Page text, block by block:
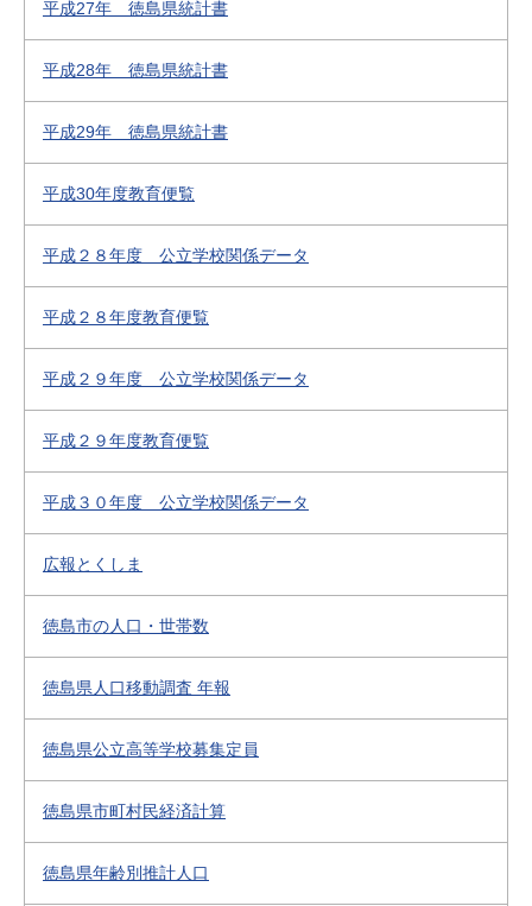
平成27年 徳島県統計書
平成28年 徳島県統計書
平成29年 徳島県統計書
平成30年度教育便覧
平成２８年度 公立学校関係データ
平成２８年度教育便覧
平成２９年度 公立学校関係データ
平成２９年度教育便覧
平成３０年度 公立学校関係データ
広報とくしま
徳島市の人口・世帯数
徳島県人口移動調査 年報
徳島県公立高等学校募集定員
徳島県市町村民経済計算
徳島県年齢別推計人口